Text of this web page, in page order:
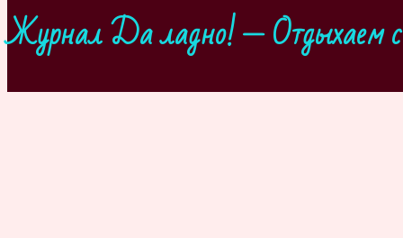
Журнал Да ладно! — Отдыхаем с